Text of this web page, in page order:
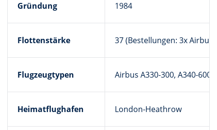
Gründung 1984
Flottenstärke 37 (Bestellungen: 3x Airbus
Flugzeugtypen Airbus A330-300, A340-600,
Heimatflughafen London-Heathrow